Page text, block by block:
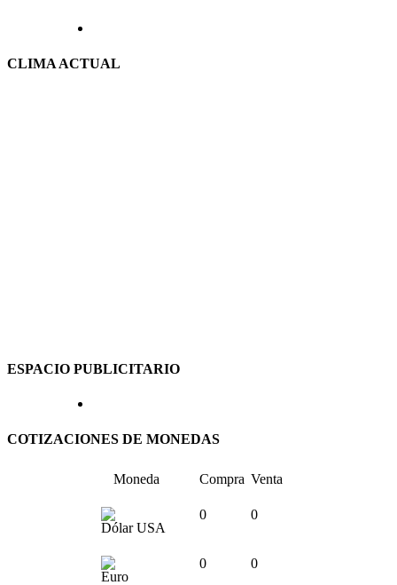
CLIMA ACTUAL
ESPACIO PUBLICITARIO
COTIZACIONES DE MONEDAS
Moneda Compra Venta
Dólar USA
0 0
Euro
0 0